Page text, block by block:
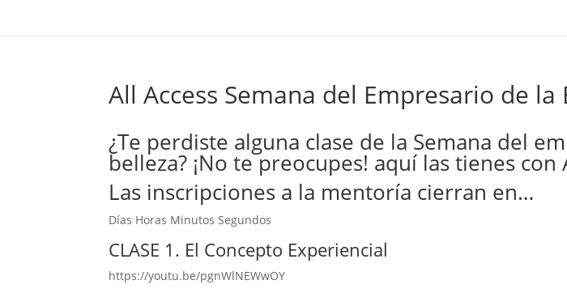
All Access Semana del Empresario de la
¿Te perdiste alguna clase de la Semana del
belleza? ¡No te preocupes! aquí las tienes con
Las inscripciones a la mentoría cierran en…
Días Horas Minutos Segundos
CLASE 1. El Concepto Experiencial
https://youtu.be/pgnWlNEWwOY